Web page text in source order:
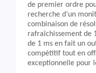
de premier ordre
recherche d’un
combinaison de
rafraîchissement de
de 1 ms en fait un
compétitif tout en
exceptionnelle pour